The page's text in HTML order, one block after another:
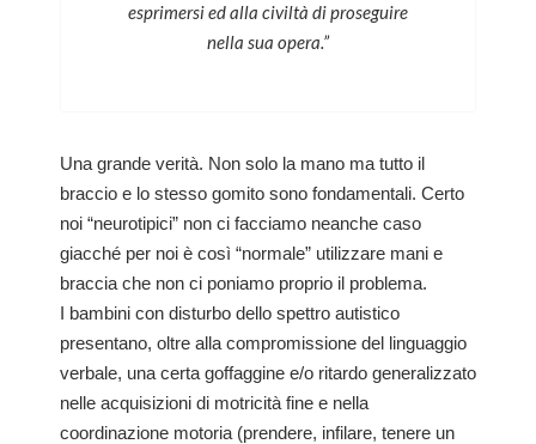
esprimersi ed alla civiltà di proseguire
nella sua opera.”
Una grande verità. Non solo la mano ma tutto il
braccio e lo stesso gomito sono fondamentali. Certo
noi “neurotipici” non ci facciamo neanche caso
giacché per noi è così “normale” utilizzare mani e
braccia che non ci poniamo proprio il problema.
I bambini con disturbo dello spettro autistico
presentano, oltre alla compromissione del linguaggio
verbale, una certa goffaggine e/o ritardo generalizzato
nelle acquisizioni di motricità fine e nella
coordinazione motoria (prendere, infilare, tenere un